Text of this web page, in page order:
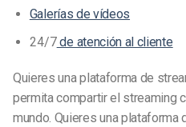
Galerías de vídeos
24/7de atención al cliente
Quieres una plataforma de
permita compartir el streaming
mundo. Quieres una plataforma